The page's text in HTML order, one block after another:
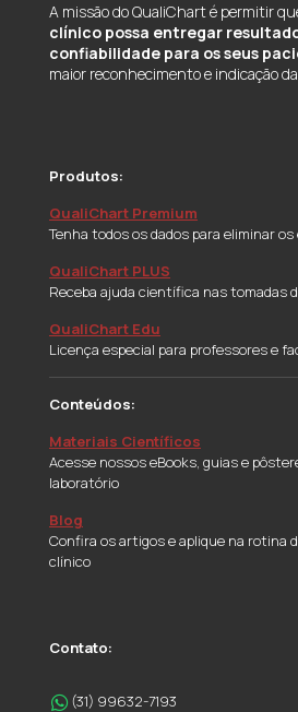
A missão do QualiChart é permitir
clínico possa entregar
confiabilidade para os seus
maior reconhecimento e indicação
Produtos:
QualiChart Premium
Tenha todos os dados para eliminar
QualiChart PLUS
Receba ajuda científica nas tomadas
QualiChart Edu
Licença especial para professores e
Conteúdos:
Materiais Científicos
Acesse nossos eBooks, guias e
laboratório
Blog
Confira os artigos e aplique na rotina
clínico
Contato:
(31) 99632-7193